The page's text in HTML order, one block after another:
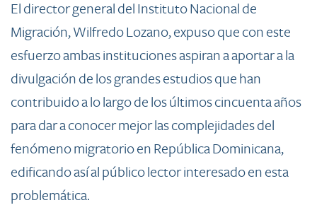
El director general del Instituto Nacional de
Migración, Wilfredo Lozano, expuso que con este
esfuerzo ambas instituciones aspiran a aportar a la
divulgación de los grandes estudios que han
contribuido a lo largo de los últimos cincuenta años
para dar a conocer mejor las complejidades del
fenómeno migratorio en República Dominicana,
edificando así al público lector interesado en esta
problemática.